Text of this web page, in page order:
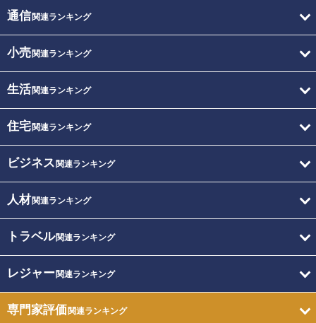
通信関連ランキング
小売関連ランキング
生活関連ランキング
住宅関連ランキング
ビジネス 関連ランキング
人材関連ランキング
トラベル関連ランキング
レジャー関連ランキング
専門家評価関連ランキング